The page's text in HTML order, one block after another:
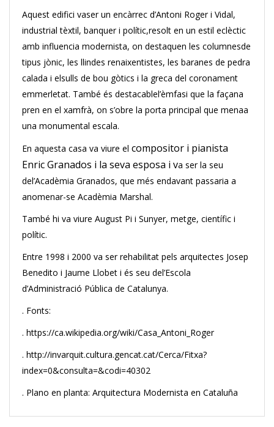
Aquest edifici vaser un encàrrec d’Antoni Roger i Vidal,
industrial tèxtil, banquer i polític,resolt en un estil eclèctic
amb influencia modernista, on destaquen les columnesde
tipus jònic, les llindes renaixentistes, les baranes de pedra
calada i elsulls de bou gòtics i la greca del coronament
emmerletat. També és destacablel’èmfasi que la façana
pren en el xamfrà, on s’obre la porta principal que menaa
una monumental escala.
En aquesta casa va viure el compositor i pianista
Enric Granados i la seva esposa i va ser la seu
del’Acadèmia Granados, que més endavant passaria a
anomenar-se Acadèmia Marshal.
També hi va viure August Pi i Sunyer, metge, científic i
polític.
Entre 1998 i 2000 va ser rehabilitat pels arquitectes Josep
Benedito i Jaume Llobet i és seu del’Escola
d’Administració Pública de Catalunya.
. Fonts:
. https://ca.wikipedia.org/wiki/Casa_Antoni_Roger
. http://invarquit.cultura.gencat.cat/Cerca/Fitxa?
index=0&consulta=&codi=40302
. Plano en planta: Arquitectura Modernista en Cataluña